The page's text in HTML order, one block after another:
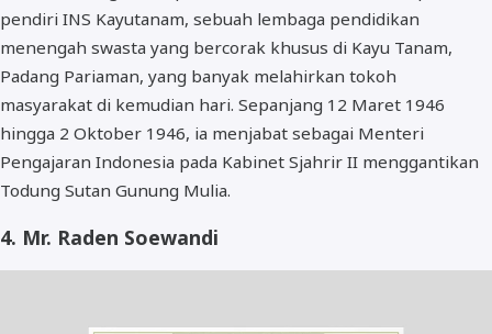
pendiri INS Kayutanam, sebuah lembaga pendidikan
menengah swasta yang bercorak khusus di Kayu Tanam,
Padang Pariaman, yang banyak melahirkan tokoh
masyarakat di kemudian hari. Sepanjang 12 Maret 1946
hingga 2 Oktober 1946, ia menjabat sebagai Menteri
Pengajaran Indonesia pada Kabinet Sjahrir II menggantikan
Todung Sutan Gunung Mulia.
4. Mr. Raden Soewandi